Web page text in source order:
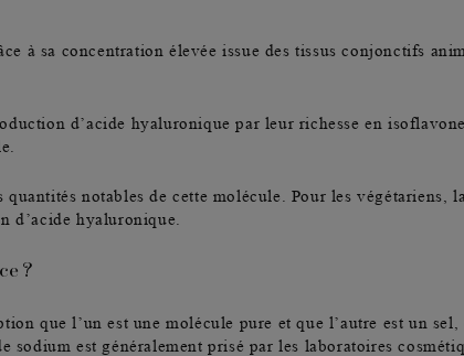
à sa concentration élevée issue des tissus conjonctifs
d’acide hyaluronique par leur richesse en
notables de cette molécule. Pour les végétariens,
d’acide hyaluronique.
?
que l’un est une molécule pure et que l’autre est un
est généralement prisé par les laboratoires